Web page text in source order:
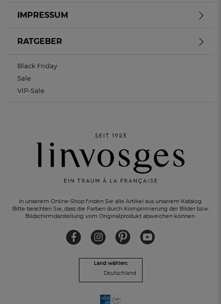
KOSTENLOSER RÜCKVERSANDinnerhalb von 30 Tagen
In unserem Online-Shop finden Sie alle Artikel aus unserem Katalog.
Bitte beachten Sie, dass die Farben durch Komprimierung der Bilder bzw.
Bildschirmdarstellung vom Originalprodukt abweichen können.
Land wählen:
Deutschland
IMPRESSUM
RATGEBER
Black Friday
Sale
VIP-Sale